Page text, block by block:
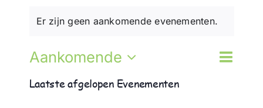
Er zijn geen aankomende evenementen.
Zoeken
Lijst
Aankomende
Selecteer
een
Laatste afgelopen Evenementen